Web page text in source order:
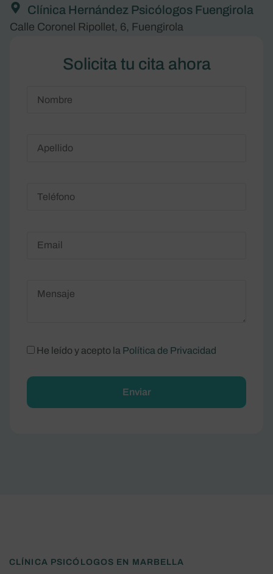
Clínica Hernández Psicólogos Fuengirola
Calle Coronel Ripollet, 6, Fuengirola
Solicita tu cita ahora
He leído y acepto la Política de Privacidad
CLÍNICA PSICÓLOGOS EN MARBELLA